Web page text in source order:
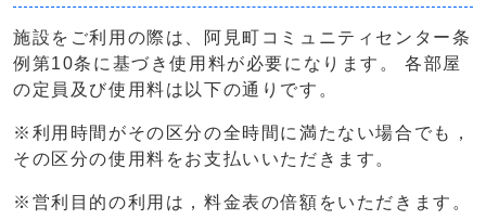
施設をご利用の際は、阿見町コミュニティセンター条
例第10条に基づき使用料が必要になります。 各部屋
の定員及び使用料は以下の通りです。
※利用時間がその区分の全時間に満たない場合でも，
その区分の使用料をお支払いいただきます。
※営利目的の利用は，料金表の倍額をいただきます。